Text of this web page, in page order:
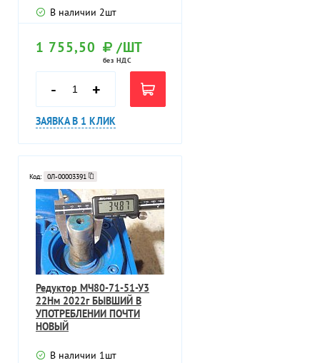
В наличии 2шт
1 755,50 /ШТ
без НДС
- +
ЗАЯВКА В 1 КЛИК
Код: 0Л-00003391
Редуктор МЧ80-71-51-У3
22Нм 2022г БЫВШИЙ В
УПОТРЕБЛЕНИИ ПОЧТИ
НОВЫЙ
В наличии 1шт